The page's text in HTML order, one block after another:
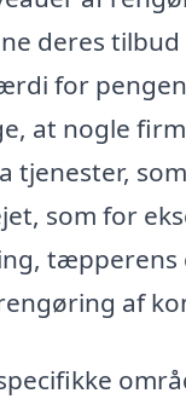
deres
for
at nogle
tjenester,
som for
tæpperens
af